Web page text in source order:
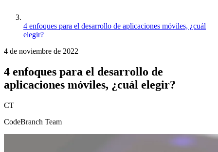
4 enfoques para el desarrollo de aplicaciones móviles, ¿cuál
elegir?
4 de noviembre de 2022
4 enfoques para el desarrollo de
aplicaciones móviles, ¿cuál elegir?
CT
CodeBranch Team